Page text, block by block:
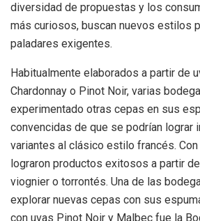
diversidad de propuestas y los
más curiosos, buscan nuevos estilos
paladares exigentes.
Habitualmente elaborados a partir de
Chardonnay o Pinot Noir, varias
experimentado otras cepas en sus
convencidas de que se podrían lograr
variantes al clásico estilo francés.
lograron productos exitosos a partir
viognier o torrontés. Una de las
explorar nuevas cepas con sus
con uvas Pinot Noir y Malbec fue la